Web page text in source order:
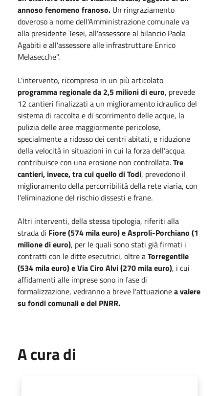
annoso fenomeno franoso. Un ringraziamento
doveroso a nome dell'Amministrazione comunale va
alla presidente Tesei, all'assessore al bilancio Paola
Agabiti e all'assessore alle infrastrutture Enrico
Melasecche".
L'intervento, ricompreso in un più articolato
programma regionale da 2,5 milioni di euro, prevede
12 cantieri finalizzati a un miglioramento idraulico del
sistema di raccolta e di scorrimento delle acque, la
pulizia delle aree maggiormente pericolose,
specialmente a ridosso dei centri abitati, e riduzione
della velocità in situazioni in cui la forza dell’acqua
contribuisce con una erosione non controllata.Tre
cantieri, invece, tra cui quello di Todi, prevedono il
miglioramento della percorribilità della rete viaria, con
l'eliminazione del rischio dissesti e frane.
Altri interventi, della stessa tipologia, riferiti alla
strada di Fiore (574 mila euro) e Asproli-Porchiano (1
milione di euro), per le quali sono stati già firmati i
contratti con le ditte esecutrici, oltre aTorregentile
(534 mila euro) e Via Ciro Alvi (270 mila euro), i cui
affidamenti alle imprese sono in fase di
formalizzazione, vedranno a breve l'attuazionea valere
su fondi comunali e del PNRR.
A cura di